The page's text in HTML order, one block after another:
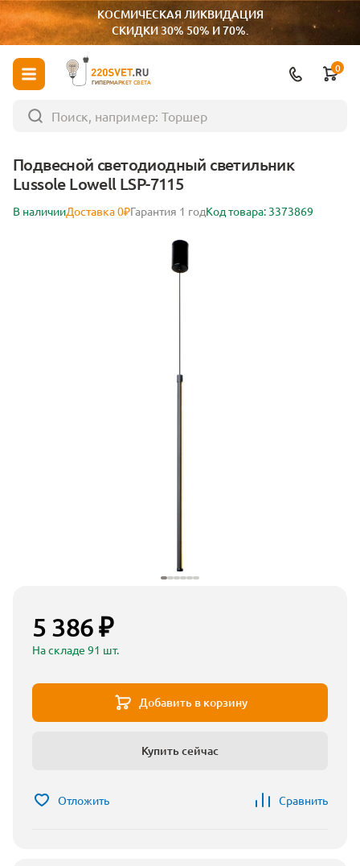
КОСМИЧЕСКАЯ ЛИКВИДАЦИЯ
СКИДКИ 30% 50% И 70%.
ГИПЕРМАРКЕТ СВЕТА
0
Подвесной светодиодный светильник
Lussole Lowell LSP-7115
В наличииДоставка 0₽Гарантия 1 годКод товара: 3373869
5 386 ₽
На складе 91 шт.
Добавить в корзину
Купить сейчас
Отложить Сравнить